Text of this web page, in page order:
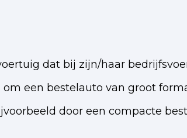
dat bij zijn/haar
een bestelauto van groot
door een compacte